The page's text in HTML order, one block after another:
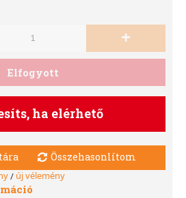
+
Elfogyott
ha elérhető
Összehasonlítom
/ új vélemény